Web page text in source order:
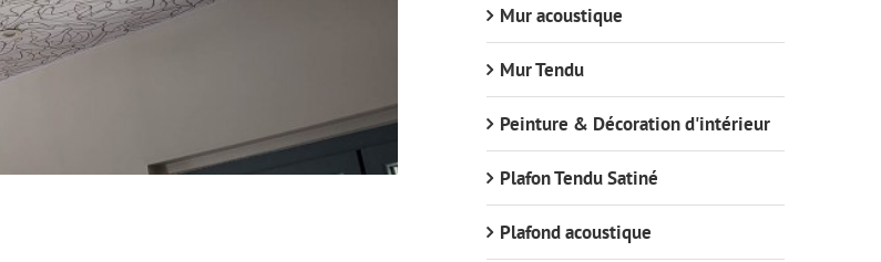
Mur acoustique
Mur Tendu
Peinture & Décoration d'intérieur
Plafon Tendu Satiné
Plafond acoustique